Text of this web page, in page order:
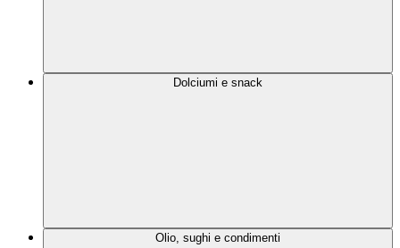
Dolciumi e snack
Olio, sughi e condimenti